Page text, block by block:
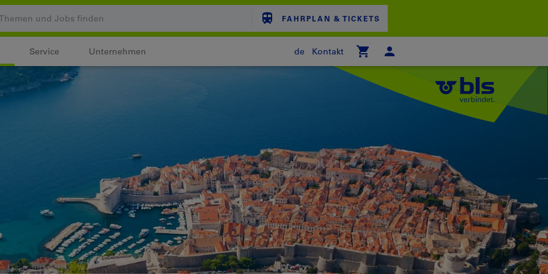
FAHRPLAN & TICKETS
Service Unternehmen de
Kontakt